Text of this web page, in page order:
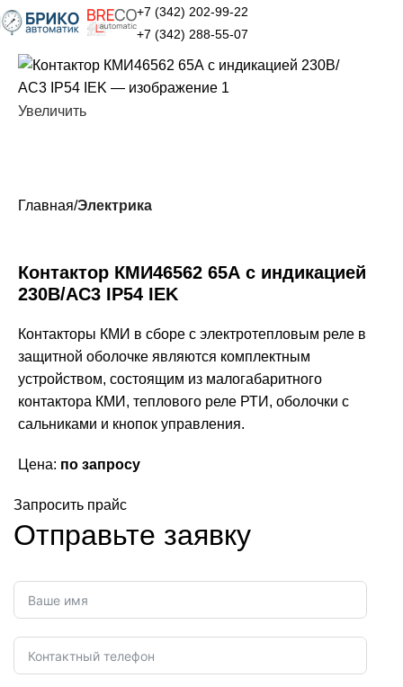
+7 (342) 202-99-22
+7 (342) 288-55-07
Увеличить
Главная Электрика
Контактор КМИ46562 65А с индикацией
230В/АС3 IP54 IEK
Контакторы КМИ в сборе с электротепловым реле в
защитной оболочке являются комплектным
устройством, состоящим из малогабаритного
контактора КМИ, теплового реле РТИ, оболочки с
сальниками и кнопок управления.
Цена: по запросу
Запросить прайс
Отправьте заявку